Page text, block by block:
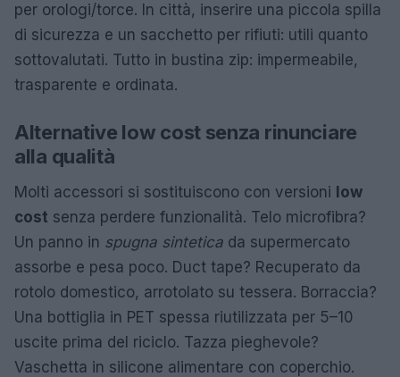
per orologi/torce. In città, inserire una piccola spilla
di sicurezza e un sacchetto per rifiuti: utili quanto
sottovalutati. Tutto in bustina zip: impermeabile,
trasparente e ordinata.
Alternative low cost senza rinunciare
alla qualità
Molti accessori si sostituiscono con versioni low
cost senza perdere funzionalità. Telo microfibra?
Un panno in spugna sintetica da supermercato
assorbe e pesa poco. Duct tape? Recuperato da
rotolo domestico, arrotolato su tessera. Borraccia?
Una bottiglia in PET spessa riutilizzata per 5–10
uscite prima del riciclo. Tazza pieghevole?
Vaschetta in silicone alimentare con coperchio.